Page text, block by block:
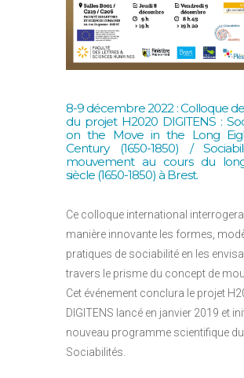
8-9 décembre 2022 : Colloque
du projet H2020 DIGITENS :
on the Move in the Long
Century (1650-1850) /
mouvement au cours du
siècle (1650-1850) à Brest.
Ce colloque international interrogera
manière innovante les formes,
pratiques de sociabilité en les
travers le prisme du concept de
Cet événement conclura le projet
DIGITENS lancé en janvier 2019 et
nouveau programme scientifique du
Sociabilités.